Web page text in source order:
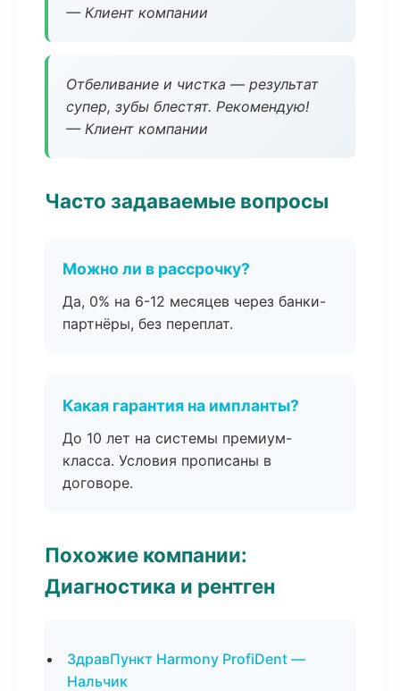
— Клиент компании
Отбеливание и чистка — результат
супер, зубы блестят. Рекомендую!
— Клиент компании
Часто задаваемые вопросы
Можно ли в рассрочку?
Да, 0% на 6-12 месяцев через банки-
партнёры, без переплат.
Какая гарантия на импланты?
До 10 лет на системы премиум-
класса. Условия прописаны в
договоре.
Похожие компании:
Диагностика и рентген
ЗдравПункт Harmony ProfiDent —
Нальчик